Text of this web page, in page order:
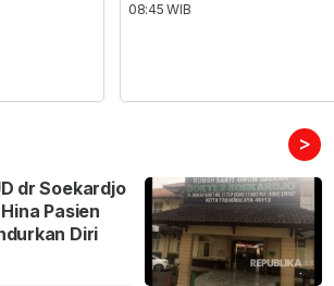
08:45 WIB
>
dr Soekardjo
Pasien
Diri